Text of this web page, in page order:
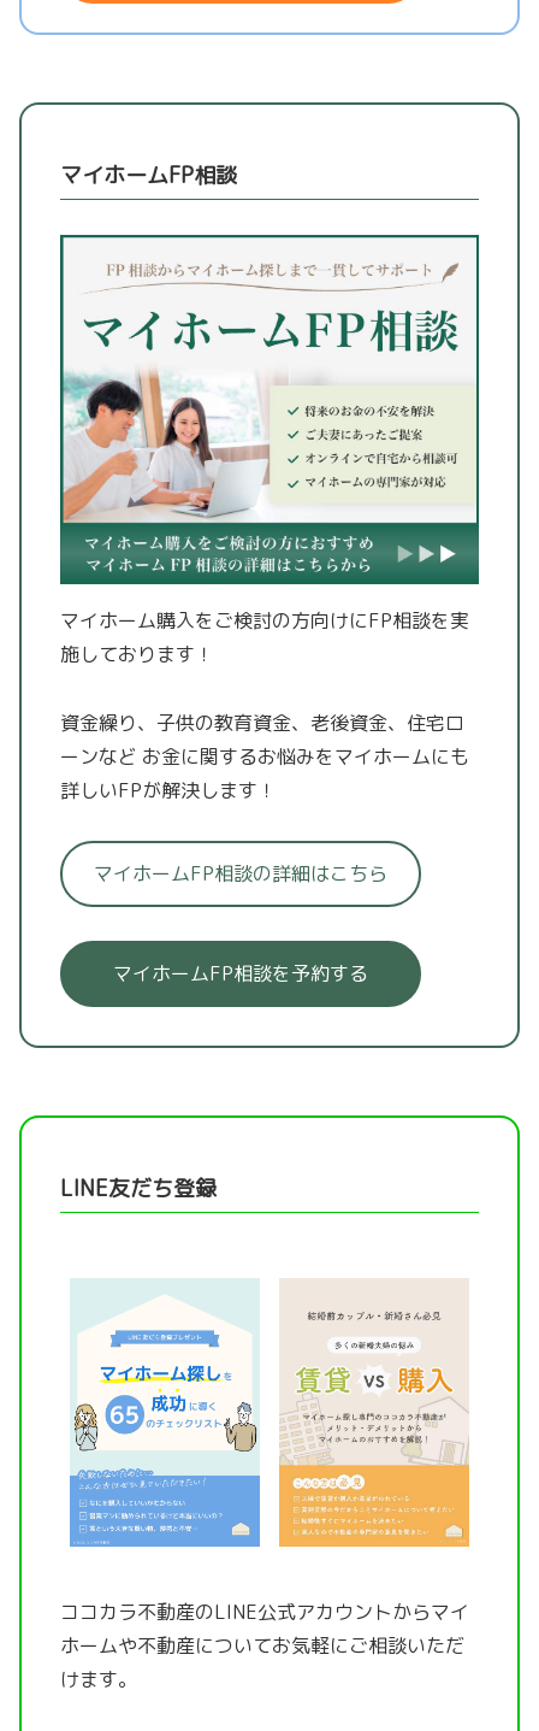
マイホームFP相談
マイホーム購入をご検討の方向けにFP相談を実
施しております！
資金繰り、子供の教育資金、老後資金、住宅ロ
ーンなど お金に関するお悩みをマイホームにも
詳しいFPが解決します！
マイホームFP相談の詳細はこちら
マイホームFP相談を予約する
LINE友だち登録
ココカラ不動産のLINE公式アカウントからマイ
ホームや不動産についてお気軽にご相談いただ
けます。